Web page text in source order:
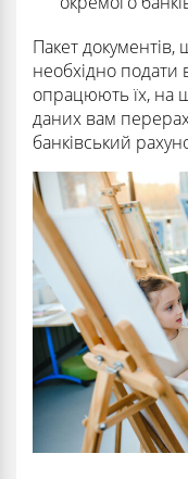
Пакет документів,
необхідно подати
опрацюють їх, на
даних вам
банківський